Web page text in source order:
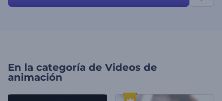
En la categoría de Videos de
animación